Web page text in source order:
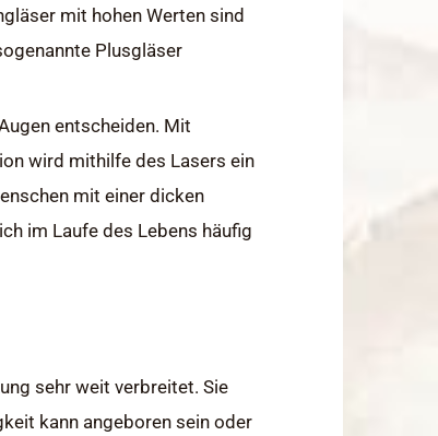
mit hohen Werten sind
Plusgläser
entscheiden. Mit
wird mithilfe des Lasers ein
mit einer dicken
im Laufe des Lebens häufig
sehr weit verbreitet. Sie
kann angeboren sein oder